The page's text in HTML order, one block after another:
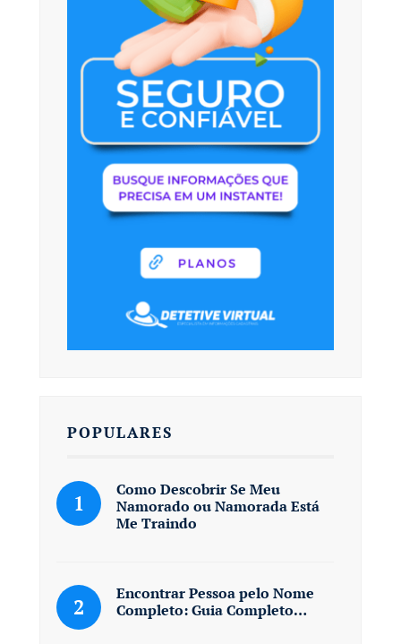
POPULARES
Como Descobrir Se Meu
Namorado ou Namorada Está
Me Traindo
Encontrar Pessoa pelo Nome
Completo: Guia Completo…